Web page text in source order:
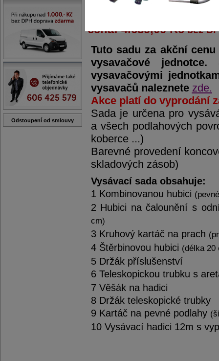
Odstoupení od smlouvy
cena: 4.639,00 Kčbez
Tuto sadu za akční
vysavačové jednotce.
vysavačovými
vysavačů naleznete zde.
Akce platí do vyprodání
Sada je určena pro
a všech podlahových
koberce ...)
Barevné provedení
skladových zásob)
Vysávací sada obsahuje:
1 Kombinovanou hubici
2 Hubici na čalounění s
cm)
3 Kruhový kartáč na prach
4 Štěrbinovou hubici (délka 20
5 Držák příslušenství
6 Teleskopickou trubku s
7 Věšák na hadici
8 Držák teleskopické trubky
9 Kartáč na pevné podlahy
10 Vysávací hadici 12m s